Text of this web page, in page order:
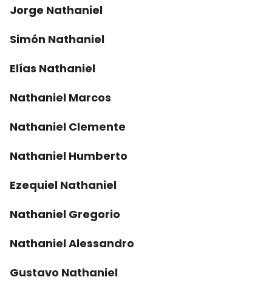
Jorge Nathaniel
Simón Nathaniel
Elías Nathaniel
Nathaniel Marcos
Nathaniel Clemente
Nathaniel Humberto
Ezequiel Nathaniel
Nathaniel Gregorio
Nathaniel Alessandro
Gustavo Nathaniel